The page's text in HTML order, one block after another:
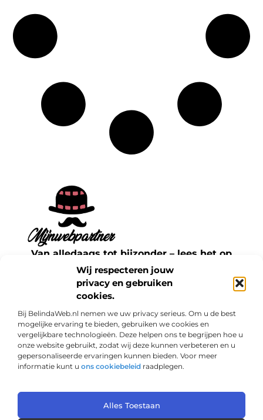
Wij respecteren jouw
privacy en gebruiken
cookies.
Bij BelindaWeb.nl nemen we uw privacy serieus. Om u de best
mogelijke ervaring te bieden, gebruiken we cookies en
vergelijkbare technologieën. Deze helpen ons te begrijpen hoe u
onze website gebruikt, zodat wij deze kunnen verbeteren en u
gepersonaliseerde ervaringen kunnen bieden. Voor meer
informatie kunt u ons cookiebeleid raadplegen.
Alles Toestaan
Van alledaags tot bijzonder – lees het op
mijnwebpartner.nl.
Ontdek inspirerende blogs en artikelen over
alles wat het dagelijks leven te bieden heeft.
Bericht categorie
Onze informatie